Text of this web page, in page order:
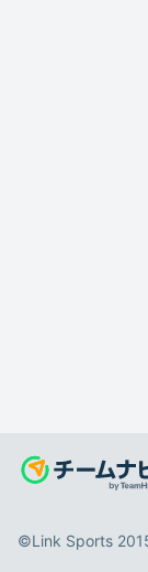
©️Link Sports